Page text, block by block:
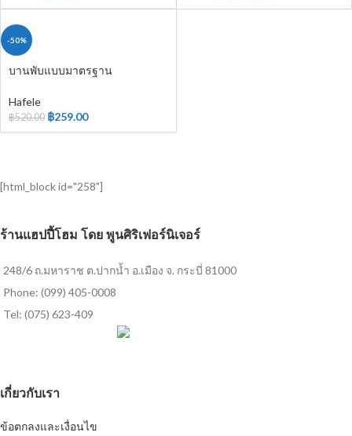
-50%
บานพับแบบมาตรฐาน
Hafele
฿520.00 ฿259.00
[html_block id="258"]
ร้านแฮปปี้โฮม โดย พูนศิริเฟอร์นิเจอร์
248/6 ถ.มหาราช ต.ปากน้ำ อ.เมือง จ. กระบี่ 81000
Phone: (099) 405-0008
Tel: (075) 623-409
เกี่ยวกับเรา
ข้อตกลงและเงื่อนไข